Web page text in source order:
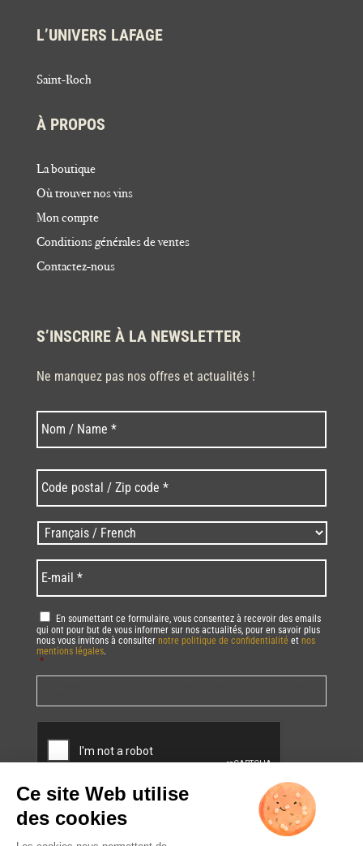
L’UNIVERS LAFAGE
Saint-Roch
À PROPOS
La boutique
Où trouver nos vins
Mon compte
Conditions générales de ventes
Contactez-nous
S’INSCRIRE À LA NEWSLETTER
Ne manquez pas nos offres et actualités !
Nom * Nom
postal
/
Zip
code
* *
Langues
/
Language *
mail *
RGPD *
En soumettant ce formulaire, vous consentez à recevoir des emails
qui ont pour but de vous informer sur nos actualités, pour en savoir plus
nous vous invitons à consulter notre politique de confidentialité et nos
mentions légales.
*